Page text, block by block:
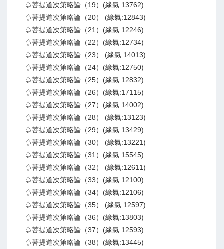
♤菩提道次第略論（19）(緣氣:13762)
♤菩提道次第略論（20） (緣氣:12843)
♤菩提道次第略論（21）(緣氣:12246)
♤菩提道次第略論（22）(緣氣:12734)
♤菩提道次第略論（23） (緣氣:14013)
♤菩提道次第略論（24）(緣氣:12750)
♤菩提道次第略論（25）(緣氣:12832)
♤菩提道次第略論（26）(緣氣:17115)
♤菩提道次第略論（27）(緣氣:14002)
♤菩提道次第略論（28） (緣氣:13123)
♤菩提道次第略論（29）(緣氣:13429)
♤菩提道次第略論（30） (緣氣:13221)
♤菩提道次第略論（31）(緣氣:15545)
♤菩提道次第略論（32） (緣氣:12611)
♤菩提道次第略論（33）(緣氣:12100)
♤菩提道次第略論（34）(緣氣:12106)
♤菩提道次第略論（35） (緣氣:12597)
♤菩提道次第略論（36）(緣氣:13803)
♤菩提道次第略論（37）(緣氣:12593)
♤菩提道次第略論（38）(緣氣:13445)